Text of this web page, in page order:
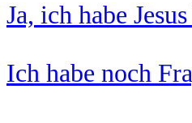
Ja, ich habe
Ich habe noch